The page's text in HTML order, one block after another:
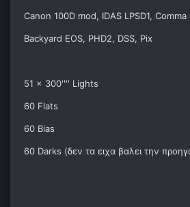
Canon 100D mod, IDAS LPSD1, Comma
Backyard EOS, PHD2, DSS, Pix
51 x 300'''' Lights
60 Flats
60 Bias
60 Darks (δεν τα ειχα βαλει την